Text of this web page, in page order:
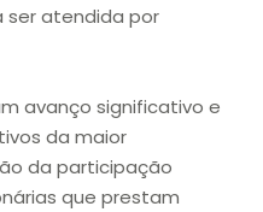
ser atendida por
avanço significativo e
da maior
da participação
que prestam